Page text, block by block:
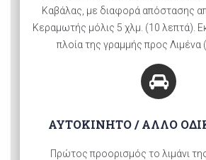
Καβάλας, με διαφορά απόστασης
Κεραμωτής μόλις 5 χλμ. (10 λεπτά).
πλοία της γραμμής προς Λιμένα
AYTOKINHTO / ΑΛΛΟ
Πρώτος προορισμός το λιμάνι